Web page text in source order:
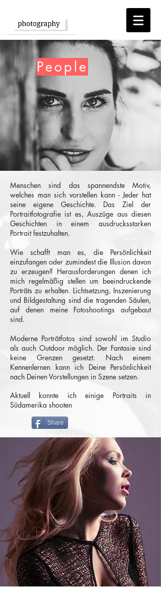
People
Menschen sind das spannendste Motiv,
welches man sich vorstellen kann - Jeder hat
seine eigene Geschichte. Das Ziel der
Portraitfotografie ist es, Auszüge aus diesen
Geschichten in einem ausdrucksstarken
Portrait festzuhalten.
Wie schafft man es, die Persönlichkeit
einzufangen oder zumindest die Illusion davon
zu erzeugen? Herausforderungen denen ich
mich regelmäßig stellen um beeindruckende
Porträts zu erhalten. Lichtsetzung, Inszenierung
und Bildgestaltung sind die tragenden Säulen,
auf denen meine Fotoshootings aufgebaut
sind.
Moderne Porträtfotos sind sowohl im Studio
als auch Outdoor möglich. Der Fantasie sind
keine Grenzen gesetzt. Nach einem
Kennenlernen kann ich Deine Persönlichkeit
nach Deinen Vorstellungen in Szene setzen.
Aktuell konnte ich einige Portraits in
Südamerika shooten
Share